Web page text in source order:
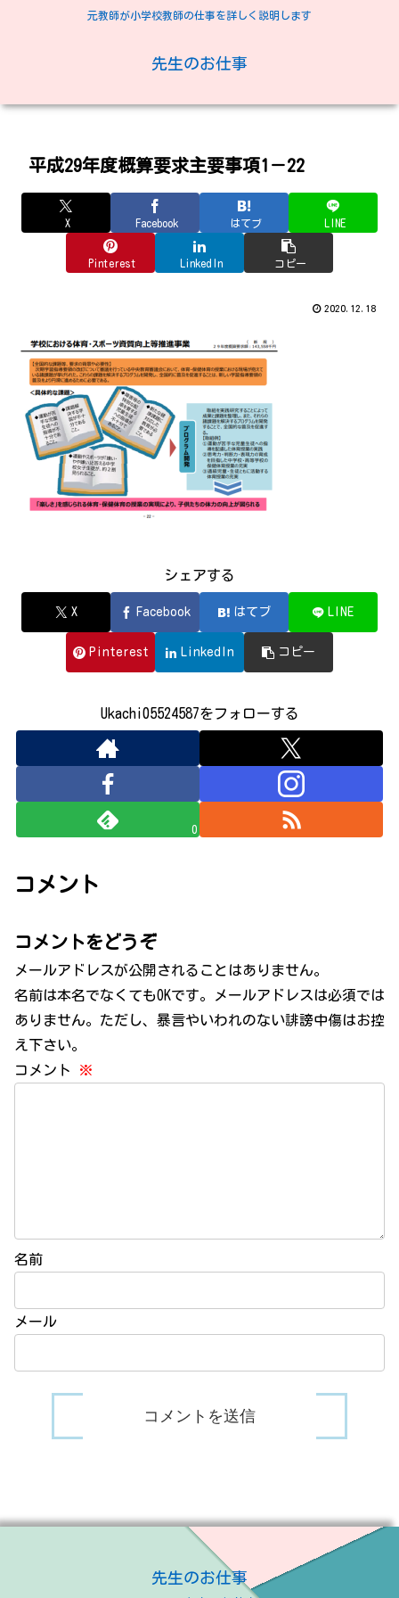
元教師が小学校教師の仕事を詳しく説明します
先生のお仕事
平成29年度概算要求主要事項1－22
X Facebook はてブ LINE
Pinterest LinkedIn コピー
2020.12.18
シェアする
X Facebook はてブ LINE
Pinterest LinkedIn コピー
Ukachi05524587をフォローする
0
コメント
コメントをどうぞ
メールアドレスが公開されることはありません。
名前は本名でなくてもOKです。メールアドレスは必須では
ありません。ただし、暴言やいわれのない誹謗中傷はお控
え下さい。
コメント
※
名前
メール
先生のお仕事